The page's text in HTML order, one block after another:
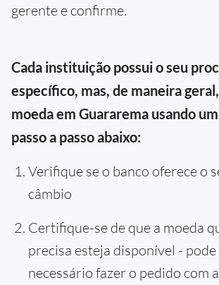
gerente e confirme.
Cada instituição possui o seu
específico, mas, de maneira
moeda em Guararema usando
passo a passo abaixo:
Verifique se o banco oferece o
câmbio
Certifique-se de que a moeda
precisa esteja disponível -
necessário fazer o pedido com